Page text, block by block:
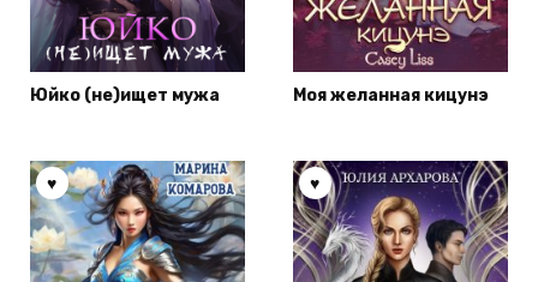
Юйко (не)ищет мужа Моя желанная кицунэ